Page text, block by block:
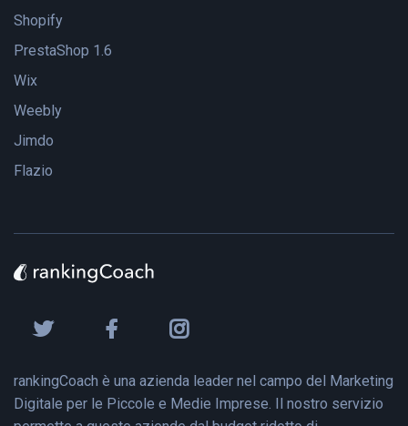
Shopify
PrestaShop 1.6
Wix
Weebly
Jimdo
Flazio
rankingCoach è una azienda leader nel campo del Marketing
Digitale per le Piccole e Medie Imprese. Il nostro servizio